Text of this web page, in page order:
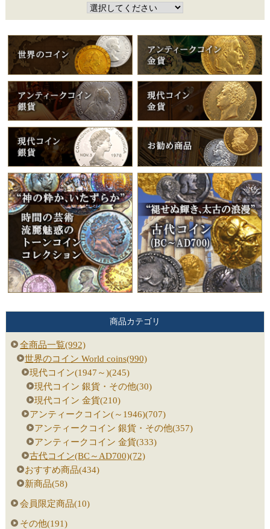
商品カテゴリ
全商品一覧(992)
世界のコイン World coins(990)
現代コイン(1947～)(245)
現代コイン 銀貨・その他(30)
現代コイン 金貨(210)
アンティークコイン(～1946)(707)
アンティークコイン 銀貨・その他(357)
アンティークコイン 金貨(333)
古代コイン(BC～AD700)(72)
おすすめ商品(434)
新商品(58)
会員限定商品(10)
その他(191)